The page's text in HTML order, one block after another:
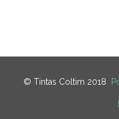
© Tintas Coltim 2018